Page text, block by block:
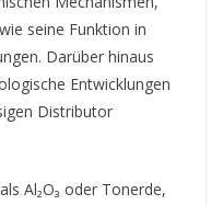
seine Funktion in
Darüber hinaus
Entwicklungen
Distributor
Al₂O₃ oder Tonerde,